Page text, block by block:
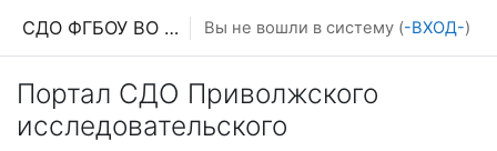
СДО ФГБОУ ВО ПИМУ МЗ РФ Вы не вошли в систему (-ВХОД-)
Портал СДО Приволжского
исследовательского